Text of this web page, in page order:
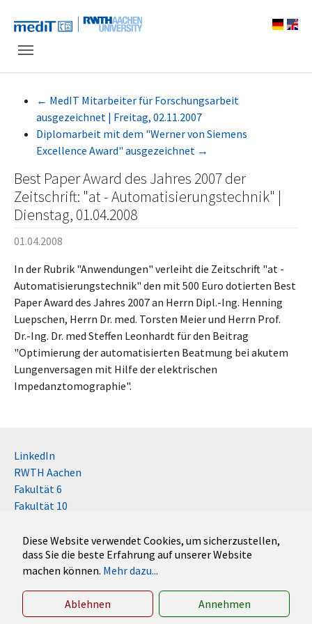
Diese Website verwendet Cookies, um sicherzustellen,
dass Sie die beste Erfahrung auf unserer Website
machen können. Mehr dazu...
Ablehnen Annehmen
← MedIT Mitarbeiter für Forschungsarbeit
ausgezeichnet | Freitag, 02.11.2007
Diplomarbeit mit dem "Werner von Siemens
Excellence Award" ausgezeichnet →
Best Paper Award des Jahres 2007 der
Zeitschrift: "at - Automatisierungstechnik" |
Dienstag, 01.04.2008
01.04.2008
In der Rubrik "Anwendungen" verleiht die Zeitschrift "at -
Automatisierungstechnik" den mit 500 Euro dotierten Best
Paper Award des Jahres 2007 an Herrn Dipl.-Ing. Henning
Luepschen, Herrn Dr. med. Torsten Meier und Herrn Prof.
Dr.-Ing. Dr. med Steffen Leonhardt für den Beitrag
"Optimierung der automatisierten Beatmung bei akutem
Lungenversagen mit Hilfe der elektrischen
Impedanztomographie".
LinkedIn
RWTH Aachen
Fakultät 6
Fakultät 10
Kontakt
Disclaimer (RWTH)